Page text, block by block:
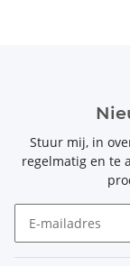
Stuur mij, in
regelmatig en te